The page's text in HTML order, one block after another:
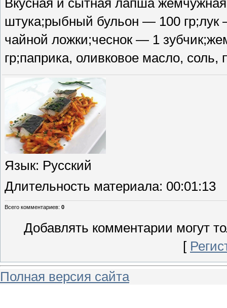
Вкусная и сытная лапша
штука;рыбный бульон — 100
чайной ложки;чеснок — 1
гр;паприка, оливковое масло, соль,
Язык: Русский
Длительность материала: 00:01:13
Всего комментариев: 0
Добавлять комментарии могут
[
Полная версия сайта